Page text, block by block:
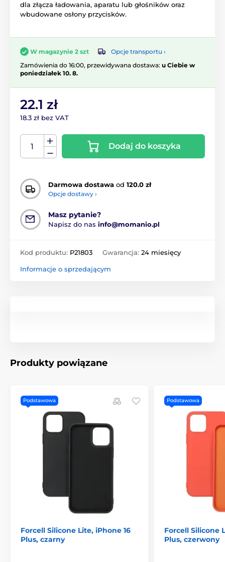
dla złącza ładowania, aparatu lub głośników oraz
wbudowane osłony przycisków.
W magazynie 2 szt
Opcje transportu ›
Zamówienia do 16:00, przewidywana dostawa: u Ciebie w
poniedziałek 10. 8.
22.1 zł
18.3 zł bez VAT
Dodaj do koszyka
Darmowa dostawa od 120.0 zł
Opcje dostawy ›
Masz pytanie?
Napisz do nas info@momanio.pl
Kod produktu: P21803 Gwarancja: 24 miesięcy
Informacje o sprzedającym
Produkty powiązane
Podstawowa
Forcell Silicone Lite, iPhone 16
Plus, czarny
Podstawowa
Forcell Silicone
Plus, czerwony